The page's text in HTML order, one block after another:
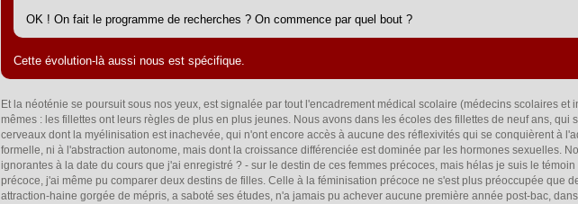
OK ! On fait le programme de recherches ? On commence par quel bout ?
Cette évolution-là aussi nous est spécifique.
Et la néoténie se poursuit sous nos yeux, est signalée par tout l'encadrement médical scolaire (médecins scolaires
mêmes : les fillettes ont leurs règles de plus en plus jeunes. Nous avons dans les écoles des fillettes de neuf ans, qui
cerveaux dont la myélinisation est inachevée, qui n'ont encore accès à aucune des réflexivités qui se conquièrent à
formelle, ni à l'abstraction autonome, mais dont la croissance différenciée est dominée par les hormones sexuelles.
ignorantes à la date du cours que j'ai enregistré ? - sur le destin de ces femmes précoces, mais hélas je suis le
précoce, j'ai même pu comparer deux destins de filles. Celle à la féminisation précoce ne s'est plus préoccupée que
attraction-haine gorgée de mépris, a saboté ses études, n'a jamais pu achever aucune première année post-bac,